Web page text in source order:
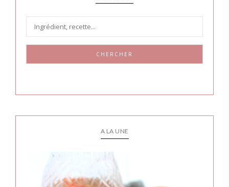
CHERCHER
A LA UNE